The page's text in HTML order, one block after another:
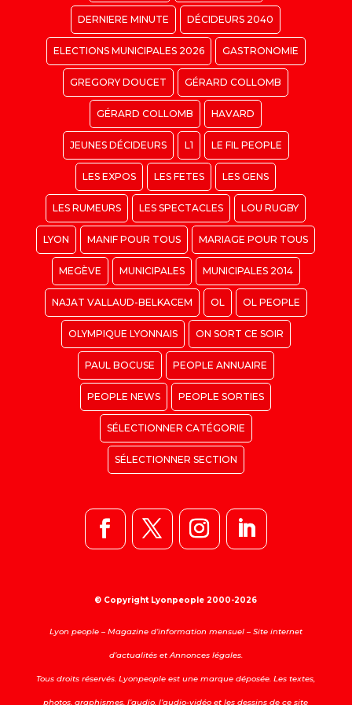
DERNIERE MINUTE DÉCIDEURS 2040
ELECTIONS MUNICIPALES 2026 GASTRONOMIE
GREGORY DOUCET GÉRARD COLLOMB
GÉRARD COLLOMB HAVARD
JEUNES DÉCIDEURS L1 LE FIL PEOPLE
LES EXPOS LES FETES LES GENS
LES RUMEURS LES SPECTACLES LOU RUGBY
LYON MANIF POUR TOUS MARIAGE POUR TOUS
MEGÈVE MUNICIPALES MUNICIPALES 2014
NAJAT VALLAUD-BELKACEM OL OL PEOPLE
OLYMPIQUE LYONNAIS ON SORT CE SOIR
PAUL BOCUSE PEOPLE ANNUAIRE
PEOPLE NEWS PEOPLE SORTIES
SÉLECTIONNER CATÉGORIE
SÉLECTIONNER SECTION
© Copyright Lyonpeople 2000-2026
Lyon people – Magazine d’information mensuel – Site internet
d’actualités et Annonces légales.
Tous droits réservés. Lyonpeople est une marque déposée. Les textes,
photos, graphismes, l’audio, l’audio-vidéo et les dessins de ce site